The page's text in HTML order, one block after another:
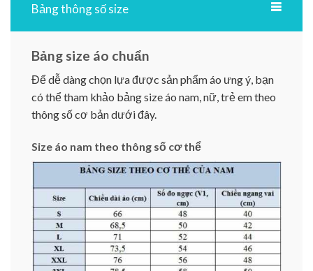
Bảng thông số size
Bảng size áo chuẩn
Để dễ dàng chọn lựa được sản phẩm áo ưng ý, bạn
có thể tham khảo bảng size áo nam, nữ, trẻ em theo
thông số cơ bản dưới đây.
Size áo nam theo thông số cơ thể